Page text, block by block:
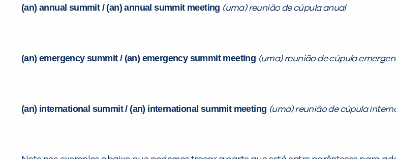
(an) annual summit / (an) annual summit meeting (uma) reunião de cúpula anual
(an) emergency summit / (an) emergency summit meeting (uma) reunião de cúpula
(an) international summit / (an) international summit meeting (uma) reunião de cúpula